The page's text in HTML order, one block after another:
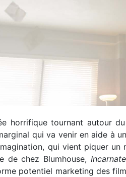
horrifique tournant autour
qui va venir en aide à
qui vient piquer
de chez Blumhouse, Incarnate
potentiel marketing des